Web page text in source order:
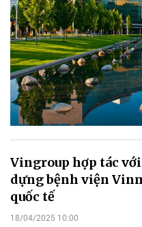
Vingroup hợp tác
dựng bệnh viện
quốc tế
18/04/2025 10:00